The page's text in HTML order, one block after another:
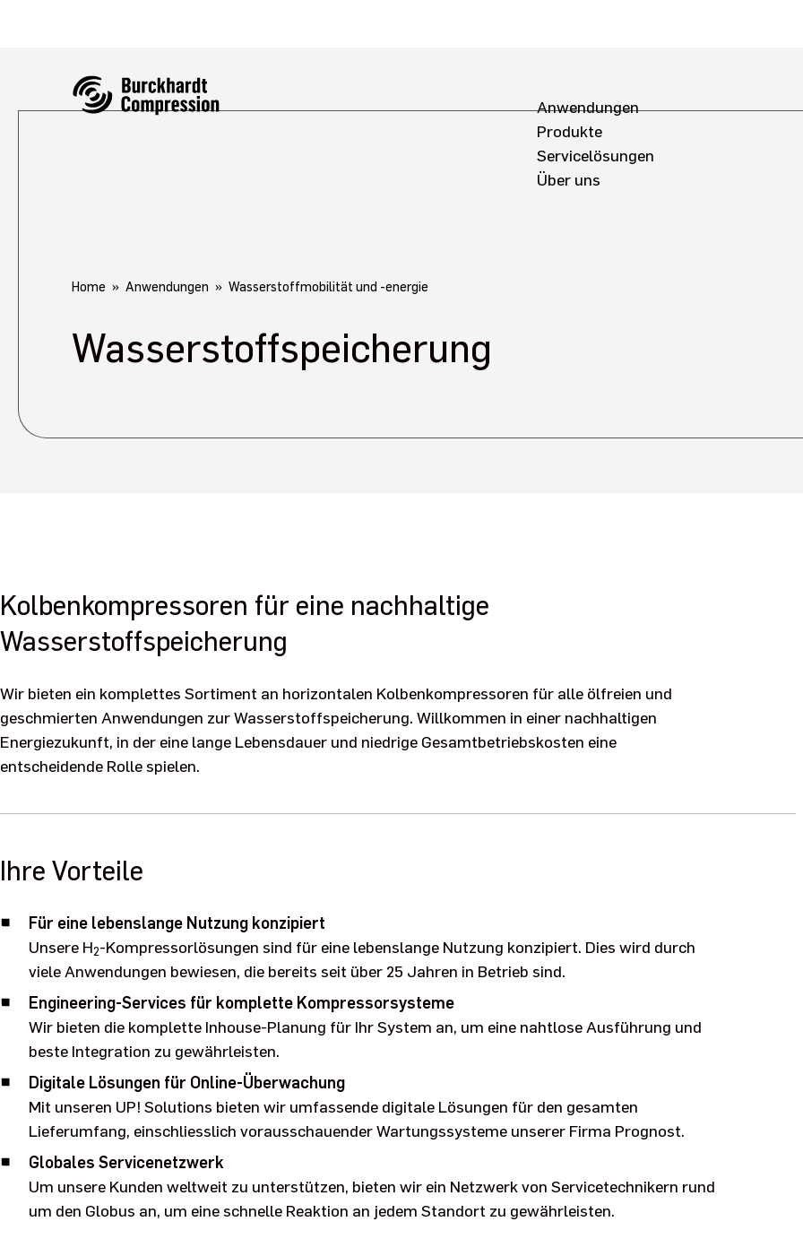
Anwendungen
Produkte
Servicelösungen
Über uns
Home Anwendungen Wasserstoffmobilität und -energie
Wasserstoffspeicherung
Kolbenkompressoren für eine nachhaltige
Wasserstoffspeicherung
Wir bieten ein komplettes Sortiment an horizontalen Kolbenkompressoren für alle ölfreien und
geschmierten Anwendungen zur Wasserstoffspeicherung. Willkommen in einer nachhaltigen
Energiezukunft, in der eine lange Lebensdauer und niedrige Gesamtbetriebskosten eine
entscheidende Rolle spielen.
Ihre Vorteile
Für eine lebenslange Nutzung konzipiert
Unsere H2-Kompressorlösungen sind für eine lebenslange Nutzung konzipiert. Dies wird durch
viele Anwendungen bewiesen, die bereits seit über 25 Jahren in Betrieb sind.
Engineering-Services für komplette Kompressorsysteme
Wir bieten die komplette Inhouse-Planung für Ihr System an, um eine nahtlose Ausführung und
beste Integration zu gewährleisten.
Digitale Lösungen für Online-Überwachung
Mit unseren UP! Solutions bieten wir umfassende digitale Lösungen für den gesamten
Lieferumfang, einschliesslich vorausschauender Wartungssysteme unserer Firma Prognost.
Globales Servicenetzwerk
Um unsere Kunden weltweit zu unterstützen, bieten wir ein Netzwerk von Servicetechnikern rund
um den Globus an, um eine schnelle Reaktion an jedem Standort zu gewährleisten.